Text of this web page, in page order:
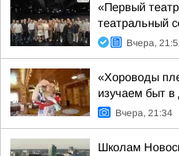
«Первый
театральный
Вчера,
«Хороводы
изучаем быт в
Вчера, 21:34
Школам